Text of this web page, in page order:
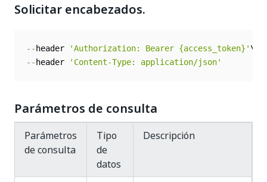
Solicitar encabezados.
-- header 'Authorization: Bearer {access_token}'
-- header 'Content-Type: application/json'
Parámetros de consulta
Parámetros
de consulta
Tipo
de
datos
Descripción